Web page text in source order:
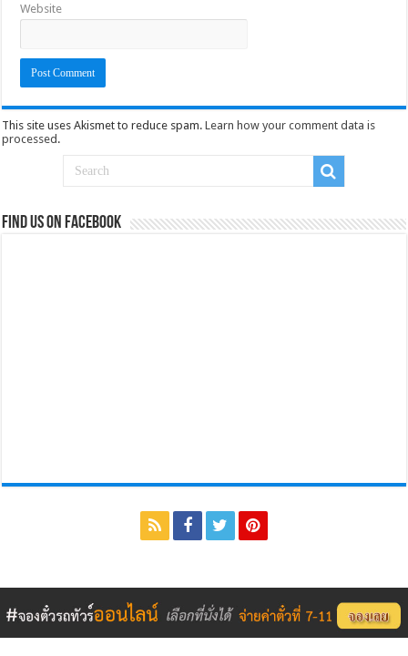
Website
This site uses Akismet to reduce spam.Learn how your comment data is
processed.
Find us on Facebook